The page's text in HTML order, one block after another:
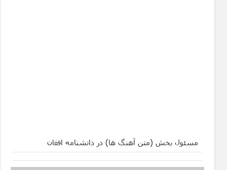
مسئول بخش (متن آهنگ ها) در دانشنامه افغان